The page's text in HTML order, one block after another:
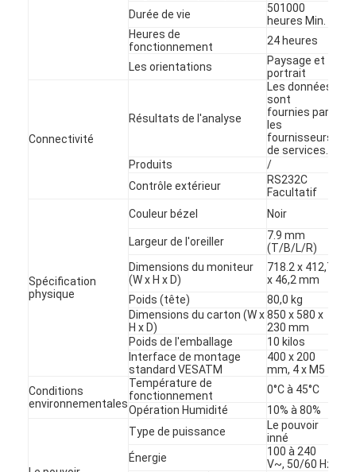
Durée de vie
501000
heures Min.
Heures de
fonctionnement
24 heures
Les orientations
Paysage et
portrait
Connectivité
Résultats de l'analyse
Les données
sont
fournies par
les
fournisseurs
de services.
Produits
/
Contrôle extérieur
RS232C
Facultatif
Spécification
physique
Couleur bézel Noir
Largeur de l'oreiller
7.9 mm
(T/B/L/R)
Dimensions du moniteur
(W x H x D)
718.2 x 412,7
x 46,2 mm
Poids (tête)
80,0 kg
Dimensions du carton (W x
H x D)
850 x 580 x
230 mm
Poids de l'emballage
10 kilos
Interface de montage
standard VESATM
400 x 200
mm, 4 x M5
Conditions
environnementales
Température de
fonctionnement
0°C à 45°C
Opération Humidité
10% à 80%
Type de puissance
Le pouvoir
inné
Énergie
100 à 240
V~, 50/60 Hz